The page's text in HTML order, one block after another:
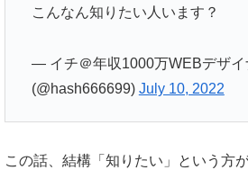
こんなん知りたい人います？
— イチ＠年収1000万WEBデザイ
(@hash666699) July 10, 2022
この話、結構「知りたい」という方